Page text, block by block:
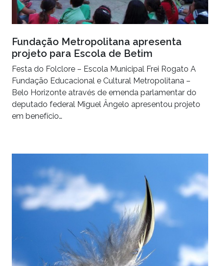
Fundação Metropolitana apresenta
projeto para Escola de Betim
Festa do Folclore – Escola Municipal Frei Rogato A
Fundação Educacional e Cultural Metropolitana –
Belo Horizonte através de emenda parlamentar do
deputado federal Miguel Ângelo apresentou projeto
em benefício…